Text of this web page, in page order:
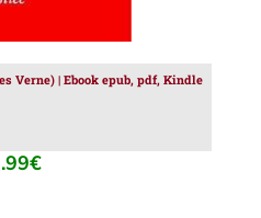
Verne) | Ebook epub, pdf, Kindle
€